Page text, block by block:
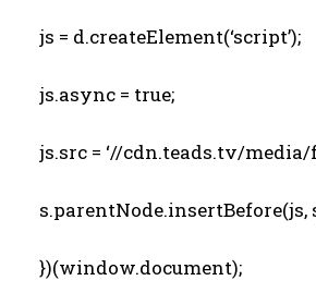
js = d.createElement(‘script’);
js.async = true;
js.src = ‘//cdn.teads.tv/media/
s.parentNode.insertBefore(js,
})(window.document);